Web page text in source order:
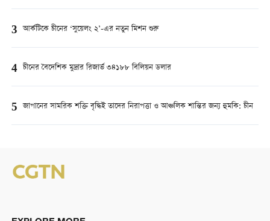
3 আর্কটিকে চীনের ‘সুয়েলং ২’-এর নতুন মিশন শুরু
4 চীনের বৈদেশিক মুদ্রার রিজার্ভ ৩৪১৮৮ বিলিয়ন ডলার
5 জাপানের সামরিক শক্তি বৃদ্ধিই তাদের নিরাপত্তা ও আঞ্চলিক শান্তির জন্য হুমকি: চীন